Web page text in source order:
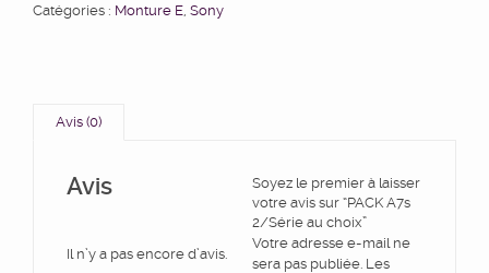
Catégories : Monture E Sony
Avis (0)
Avis
Il n’y a pas encore d’avis.
Soyez le premier à laisser
votre avis sur “PACK A7s
2/Série au choix”
Votre adresse e-mail ne
sera pas publiée. Les